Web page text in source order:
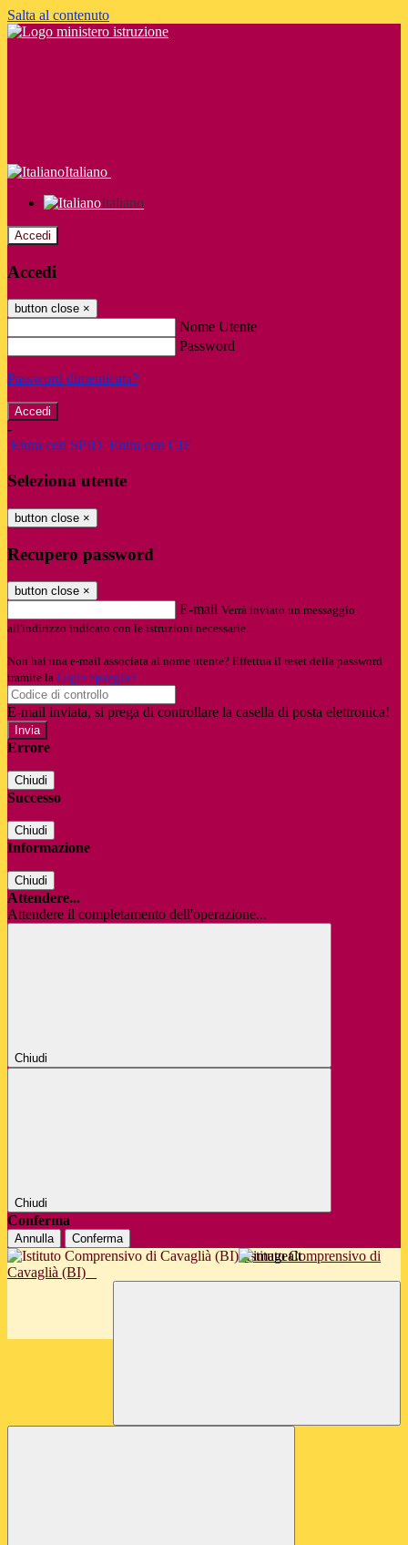
Salta al contenuto
Italiano
Italiano
Accedi
Accedi
button close ×
Nome Utente
Password
Password dimenticata?
-
Entra con SPID Entra con CIE
Seleziona utente
button close ×
Recupero password
button close ×
E-mail Verrà inviato un messaggio
all'indirizzo indicato con le istruzioni necessarie.
Non hai una e-mail associata al nome utente? Effettua il reset della password
tramite la Login Spaggiari
E-mail inviata, si prega di controllare la casella di posta elettronica!
Errore
Chiudi
Successo
Chiudi
Informazione
Chiudi
Attendere...
Attendere il completamento dell'operazione...
Chiudi
Chiudi
Conferma
Annulla Conferma
Istituto Comprensivo di
Cavaglià (BI)